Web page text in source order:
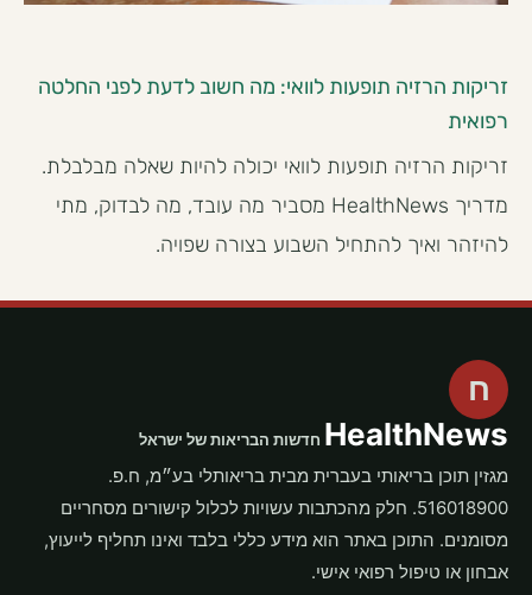
זריקות הרזיה תופעות לוואי: מה חשוב לדעת לפני החלטה
רפואית
זריקות הרזיה תופעות לוואי יכולה להיות שאלה מבלבלת.
מדריך HealthNews מסביר מה עובד, מה לבדוק, מתי
להיזהר ואיך להתחיל השבוע בצורה שפויה.
ח
HealthNews חדשות הבריאות של ישראל
מגזין תוכן בריאותי בעברית מבית בריאותלי בע״מ, ח.פ.
516018900. חלק מהכתבות עשויות לכלול קישורים מסחריים
מסומנים. התוכן באתר הוא מידע כללי בלבד ואינו תחליף לייעוץ,
אבחון או טיפול רפואי אישי.